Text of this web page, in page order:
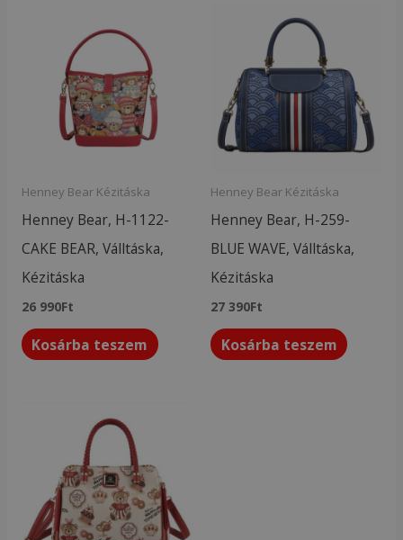
Henney Bear Kézitáska
Henney Bear, H-1122-
CAKE BEAR, Válltáska,
Kézitáska
26 990Ft
Kosárba teszem
Henney Bear Kézitáska
Henney Bear, H-259-
BLUE WAVE, Válltáska,
Kézitáska
27 390Ft
Kosárba teszem